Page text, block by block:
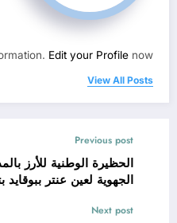
Edit your Profile now.
View All Posts
Previous post
الحظيرة الوطنية للأرز
الجهوية لعين عنتر
Next post